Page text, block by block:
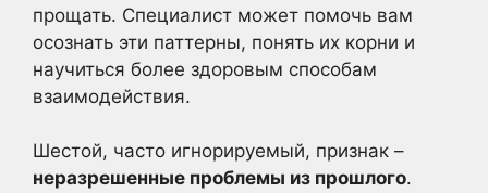
прощать. Специалист может помочь вам
осознать эти паттерны, понять их корни и
научиться более здоровым способам
взаимодействия.
Шестой, часто игнорируемый, признак –
неразрешенные проблемы из прошлого.